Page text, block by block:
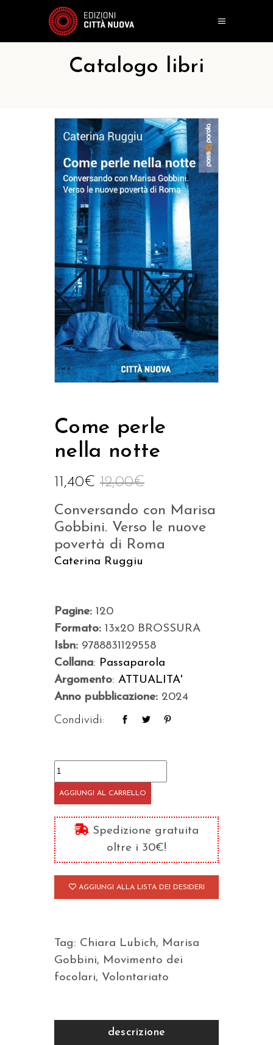
Catalogo libri
Come perle
nella notte
12,00€
11,40€
Conversando con Marisa
Gobbini. Verso le nuove
povertà di Roma
Caterina Ruggiu
Pagine: 120
Formato: 13x20 BROSSURA
Isbn: 9788831129558
Collana: Passaparola
Argomento: ATTUALITA'
Anno pubblicazione: 2024
Condividi:
Come
perle
nella
notte
quantità
AGGIUNGI AL CARRELLO
Spedizione gratuita
oltre i 30€!
AGGIUNGI ALLA LISTA DEI DESIDERI
Tag: Chiara Lubich, Marisa
Gobbini, Movimento dei
focolari, Volontariato
descrizione